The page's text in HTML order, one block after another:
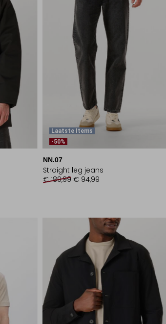
Laatste Items
-50%
NN.07
Straight leg jeans
€ 189,99 € 94,99